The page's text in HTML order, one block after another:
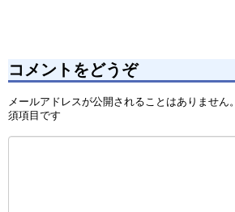
コメントをどうぞ
メールアドレスが公開されることはありません。
須項目です